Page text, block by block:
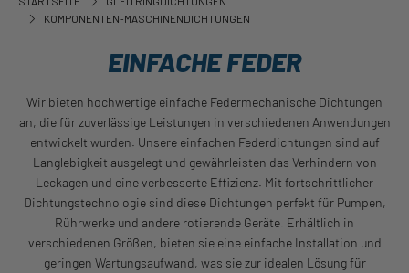
KOMPONENTEN-MASCHINENDICHTUNGEN
EINFACHE FEDER
Wir bieten hochwertige einfache Federmechanische Dichtungen
an, die für zuverlässige Leistungen in verschiedenen Anwendungen
entwickelt wurden. Unsere einfachen Federdichtungen sind auf
Langlebigkeit ausgelegt und gewährleisten das Verhindern von
Leckagen und eine verbesserte Effizienz. Mit fortschrittlicher
Dichtungstechnologie sind diese Dichtungen perfekt für Pumpen,
Rührwerke und andere rotierende Geräte. Erhältlich in
verschiedenen Größen, bieten sie eine einfache Installation und
geringen Wartungsaufwand, was sie zur idealen Lösung für